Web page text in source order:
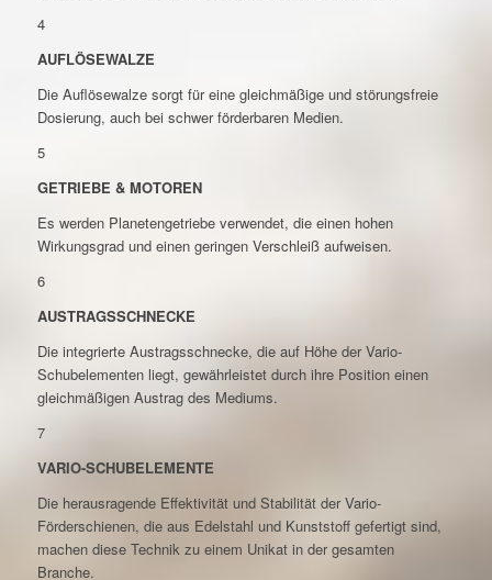
4
AUFLÖSEWALZE
Die Auflösewalze sorgt für eine gleichmäßige und störungsfreie
Dosierung, auch bei schwer förderbaren Medien.
5
GETRIEBE & MOTOREN
Es werden Planetengetriebe verwendet, die einen hohen
Wirkungsgrad und einen geringen Verschleiß aufweisen.
6
AUSTRAGSSCHNECKE
Die integrierte Austragsschnecke, die auf Höhe der Vario-
Schubelementen liegt, gewährleistet durch ihre Position einen
gleichmäßigen Austrag des Mediums.
7
VARIO-SCHUBELEMENTE
Die herausragende Effektivität und Stabilität der Vario-
Förderschienen, die aus Edelstahl und Kunststoff gefertigt sind,
machen diese Technik zu einem Unikat in der gesamten
Branche.